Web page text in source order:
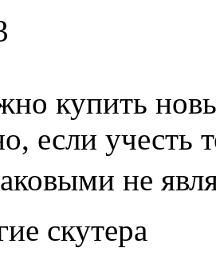
купить
если учесть
не
скутера